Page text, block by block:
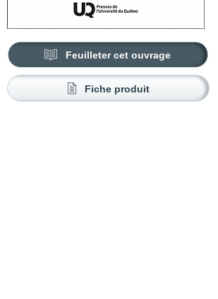
Feuilleter cet ouvrage
Fiche produit